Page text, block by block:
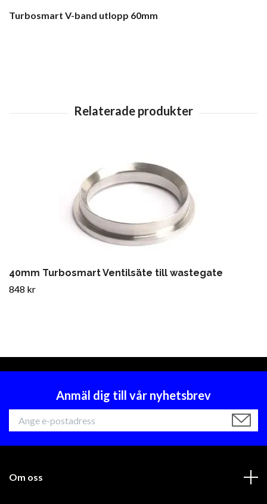
Turbosmart V-band utlopp 60mm
40mm Turbosmart Ventilsäte till wastegate
848 kr
Anmäl dig till vår nyhetsbrev
Om oss